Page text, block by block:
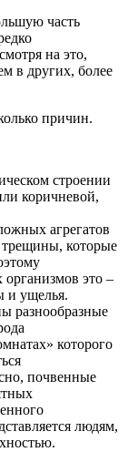
часть
на это,
в других, более
причин.
строении
коричневой,
агрегатов
трещины, которые
это –
и ущелья.
разнообразные
» которого
почвенные
людям,